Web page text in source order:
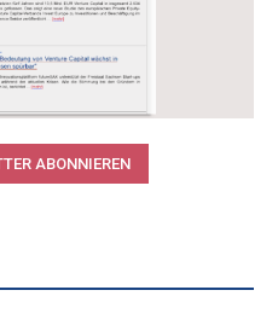
ABONNIEREN